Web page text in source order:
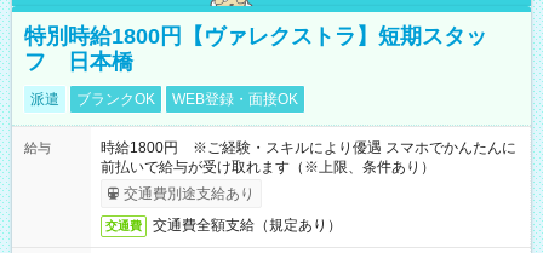
特別時給1800円【ヴァレクストラ】短期スタッ
フ 日本橋
派遣 ブランクOK WEB登録・面接OK
給与
時給1800円 ※ご経験・スキルにより優遇 スマホでかんたんに
前払いで給与が受け取れます（※上限、条件あり）
交通費別途支給あり
交通費 交通費全額支給（規定あり）